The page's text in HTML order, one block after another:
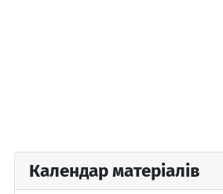
Календар матеріалів